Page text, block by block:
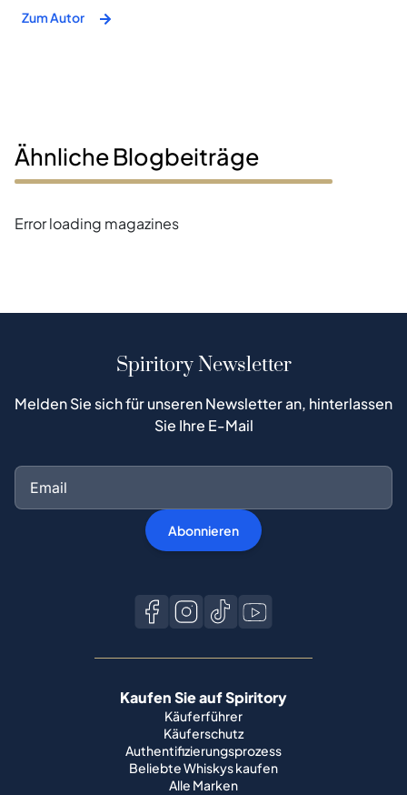
Zum Autor
Ähnliche Blogbeiträge
Error loading magazines
Spiritory Newsletter
Melden Sie sich für unseren Newsletter an, hinterlassen
Sie Ihre E-Mail
Abonnieren
Kaufen Sie auf Spiritory
Käuferführer
Käuferschutz
Authentifizierungsprozess
Beliebte Whiskys kaufen
Alle Marken